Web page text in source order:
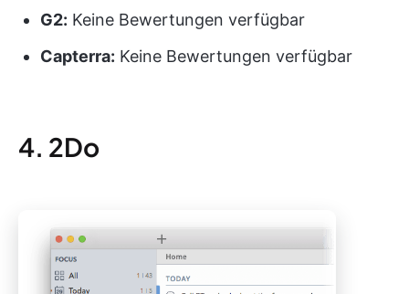
G2: Keine Bewertungen verfügbar
Capterra: Keine Bewertungen verfügbar
4. 2Do